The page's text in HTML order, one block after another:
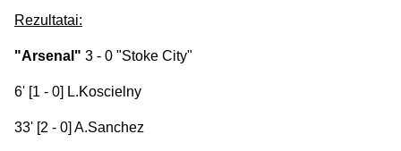
Rezultatai:
"Arsenal" 3 - 0 "Stoke City"
6' [1 - 0] L.Koscielny
33' [2 - 0] A.Sanchez